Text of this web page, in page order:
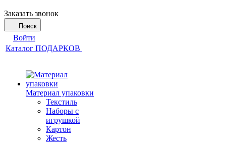
Заказать звонок
Поиск
Войти
Каталог ПОДАРКОВ
Материал упаковки
Текстиль
Наборы с
игрушкой
Картон
Жесть